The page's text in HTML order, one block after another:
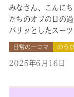
みなさん、こんに
たちのオフの日の
パリッとしたスー
お仕事に一生懸命
に飛び込んでくる
者の方は ちょっと
2025年6月16日
日常の一コマ のう